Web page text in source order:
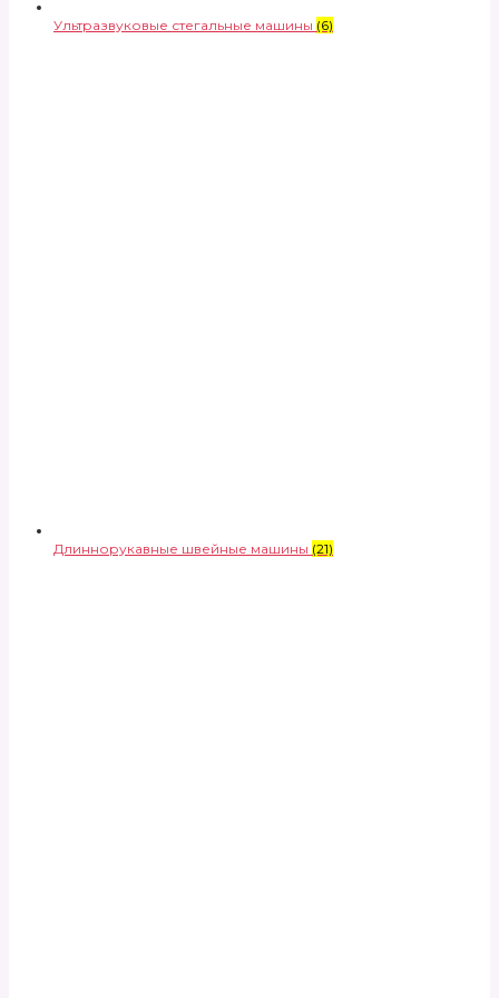
Ультразвуковые стегальные машины (6)
Длиннорукавные швейные машины (21)